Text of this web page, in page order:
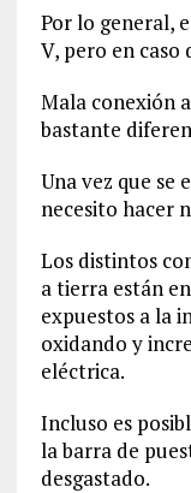
Por lo general,
V, pero en caso
Mala conexión
bastante
Una vez que se
necesito hacer
Los distintos
a tierra están
expuestos a la
oxidando y
eléctrica.
Incluso es
la barra de
desgastado.